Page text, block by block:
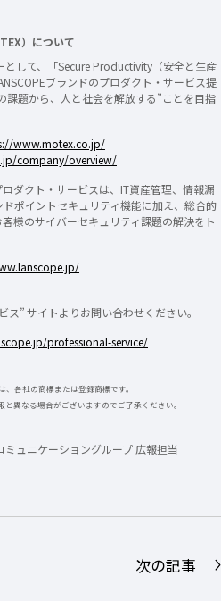
）について
として、「Secure Productivity（安全と生産
ブランドのプロダクト・サービス提
課題から、人と社会を解放する”ことを目指
www.motex.co.jp/
company/overview/
ロダクト・サービスは、IT資産管理、情報漏
ポイントセキュリティ機能に加え、総合的
様のサイバーセキュリティ課題の解決をト
ス” サイトよりお問い合わせください。
professional-service/
各社の商標または登録商標です。
異なる場合がございますのでご了承ください。
ュニケーショングループ 広報担当
次の記事